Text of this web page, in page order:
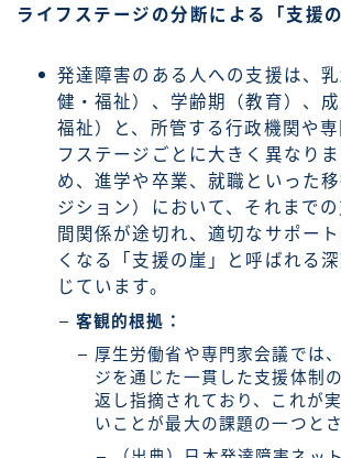
ライフステージの分断による「支援の
発達障害のある人への支援は、
健・福祉）、学齢期（教育）、成
福祉）と、所管する行政機関や
フステージごとに大きく異なり
め、進学や卒業、就職といった
ジション）において、それまで
間関係が途切れ、適切なサポー
くなる「支援の崖」と呼ばれる
じています。
客観的根拠：
厚生労働省や専門家会議では
ジを通じた一貫した支援体制
返し指摘されており、これが
いことが最大の課題の一つと